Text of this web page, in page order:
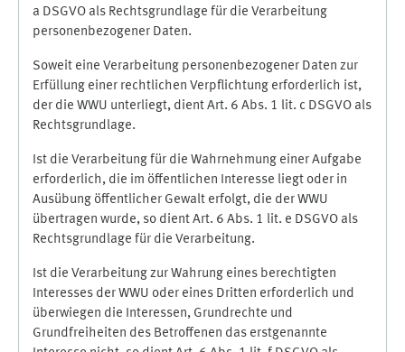
a DSGVO als Rechtsgrundlage für die Verarbeitung
personenbezogener Daten.
Soweit eine Verarbeitung personenbezogener Daten zur
Erfüllung einer rechtlichen Verpflichtung erforderlich ist,
der die WWU unterliegt, dient Art. 6 Abs. 1 lit. c DSGVO als
Rechtsgrundlage.
Ist die Verarbeitung für die Wahrnehmung einer Aufgabe
erforderlich, die im öffentlichen Interesse liegt oder in
Ausübung öffentlicher Gewalt erfolgt, die der WWU
übertragen wurde, so dient Art. 6 Abs. 1 lit. e DSGVO als
Rechtsgrundlage für die Verarbeitung.
Ist die Verarbeitung zur Wahrung eines berechtigten
Interesses der WWU oder eines Dritten erforderlich und
überwiegen die Interessen, Grundrechte und
Grundfreiheiten des Betroffenen das erstgenannte